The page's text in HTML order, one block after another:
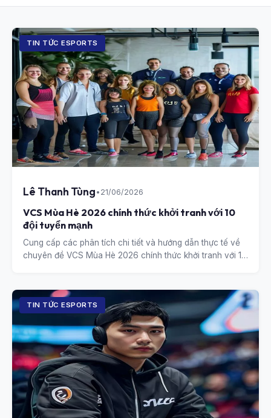
TIN TỨC ESPORTS
Lê Thanh Tùng • 21/06/2026
VCS Mùa Hè 2026 chính thức khởi tranh với 10
đội tuyển mạnh
Cung cấp các phân tích chi tiết và hướng dẫn thực tế về
chuyên đề VCS Mùa Hè 2026 chính thức khởi tranh với 10
TIN TỨC ESPORTS